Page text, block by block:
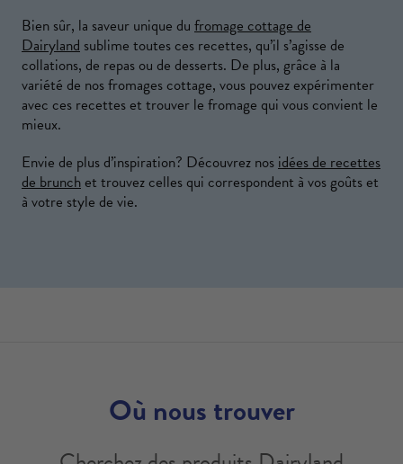
Bien sûr, la saveur unique du fromage cottage de
Dairyland sublime toutes ces recettes, qu’il s’agisse de
collations, de repas ou de desserts. De plus, grâce à la
variété de nos fromages cottage, vous pouvez expérimenter
avec ces recettes et trouver le fromage qui vous convient le
mieux.
Envie de plus d’inspiration? Découvrez nosidées de recettes
de brunchet trouvez celles qui correspondent à vos goûts et
à votre style de vie.
Où nous trouver